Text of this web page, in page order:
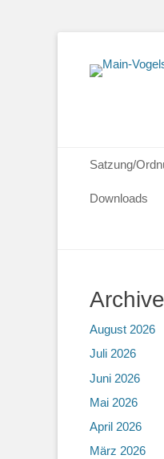
Primäres
Inhalt
springen
Satzung/
Downloads
August 2026
Juli 2026
Juni 2026
Mai 2026
April 2026
März 2026